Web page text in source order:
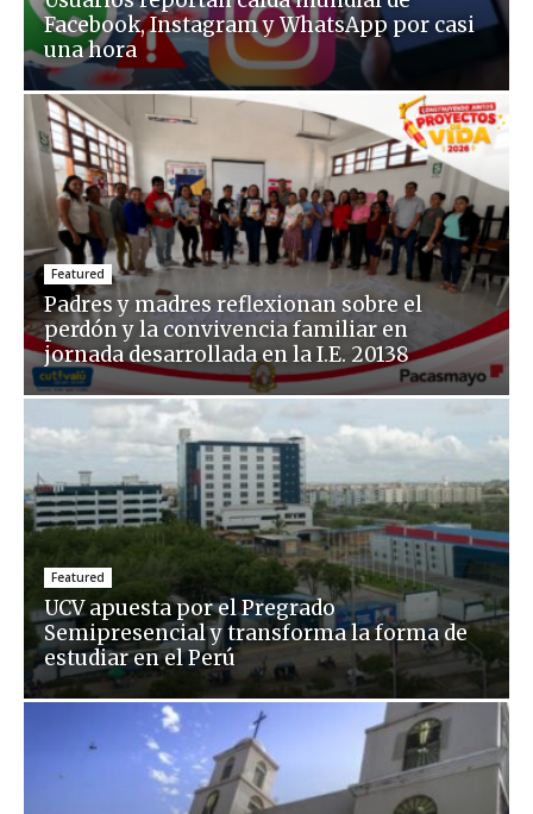
Facebook, Instagram y WhatsApp por casi
una hora
Featured
Padres y madres reflexionan sobre el
perdón y la convivencia familiar en
jornada desarrollada en la I.E. 20138
Featured
UCV apuesta por el Pregrado
Semipresencial y transforma la forma de
estudiar en el Perú